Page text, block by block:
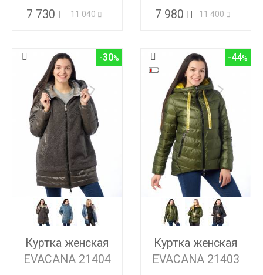
7 730 11 040 7 980 11 400
-30
Куртка женская
EVACANA 21404
-44
Куртка женская
EVACANA 21403